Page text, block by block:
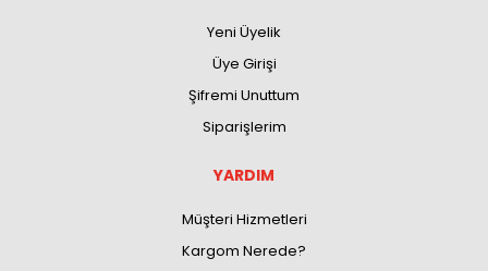
Yeni Üyelik
Üye Girişi
Şifremi Unuttum
Siparişlerim
YARDIM
Müşteri Hizmetleri
Kargom Nerede?